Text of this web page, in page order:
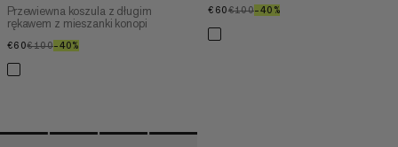
Przewiewna koszula z długim
rękawem z mieszanki konopi
€60€60
€100€100
–40%
€60€60
€100€100
–40%